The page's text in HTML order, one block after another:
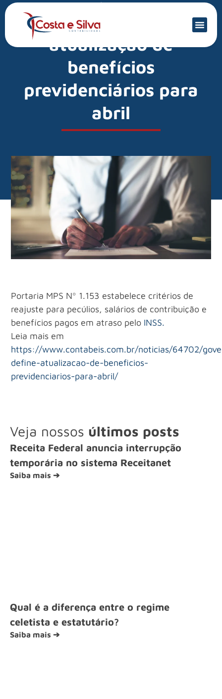
Mercado Financeiro
Governo define
atualização de
benefícios
previdenciários para
abril
Portaria MPS Nº 1.153 estabelece critérios de
reajuste para pecúlios, salários de contribuição e
benefícios pagos em atraso pelo INSS.
Leia mais em
https://www.contabeis.com.br/noticias/64702/
define-atualizacao-de-beneficios-
previdenciarios-para-abril/
Veja nossos últimos posts
Receita Federal anuncia interrupção
temporária no sistema Receitanet
Saiba mais ➔
Qual é a diferença entre o regime
celetista e estatutário?
Saiba mais ➔